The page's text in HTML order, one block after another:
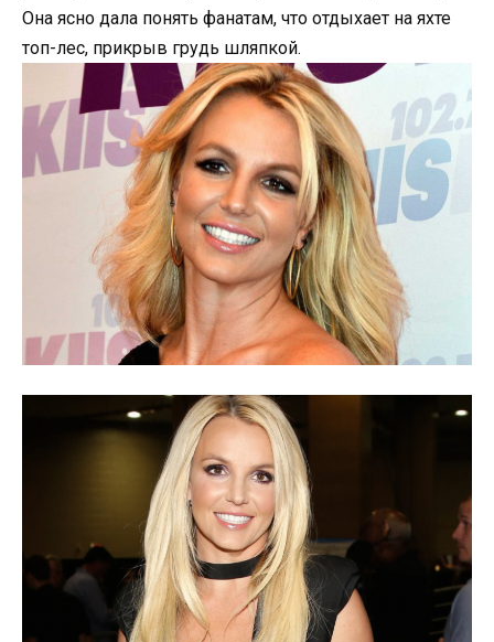
Она ясно дала понять фанатам, что отдыхает на яхте
топ-лес, прикрыв грудь шляпкой.